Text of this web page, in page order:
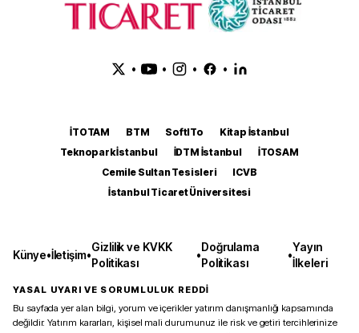
• • • •
İTOTAM BTM SoftITo
Kitap İstanbul
Teknopark İstanbul
İDTM İstanbul
İTOSAM
Cemile Sultan Tesisleri
ICVB
İstanbul Ticaret Üniversitesi
Künye•İletişim•
Gizlilik ve KVKK
Politikası
•
Doğrulama
Politikası
•
Yayın
İlkeleri
YASAL UYARI VE SORUMLULUK REDDİ
Bu sayfada yer alan bilgi, yorum ve içerikler yatırım danışmanlığı kapsamında
değildir. Yatırım kararları, kişisel mali durumunuz ile risk ve getiri tercihlerinize